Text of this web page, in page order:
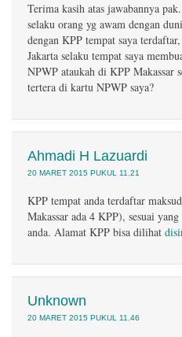
Terima kasih atas jawabannya
selaku orang yg awam dengan
dengan KPP tempat saya
Jakarta selaku tempat saya
NPWP ataukah di KPP Makassar
tertera di kartu NPWP saya?
Ahmadi H Lazuardi
20 MARET 2015 PUKUL 11.21
KPP tempat anda terdaftar
Makassar ada 4 KPP), sesuai
anda. Alamat KPP bisa dilihat
Unknown
20 MARET 2015 PUKUL 11.46